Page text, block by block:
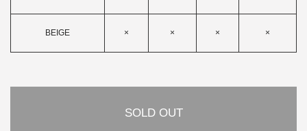
BEIGE × × × ×
SOLD OUT